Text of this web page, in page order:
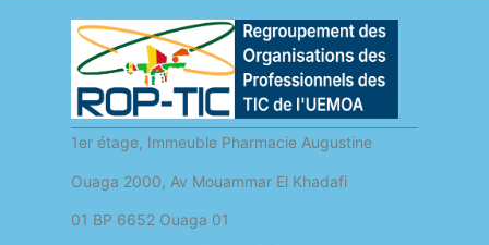
1er étage, Immeuble Pharmacie Augustine
Ouaga 2000, Av Mouammar El Khadafi
01 BP 6652 Ouaga 01